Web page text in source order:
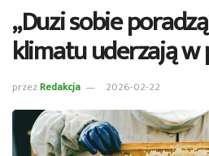
„Duzi sobie
klimatu uderzają
przezRedakcja 2026-02-22